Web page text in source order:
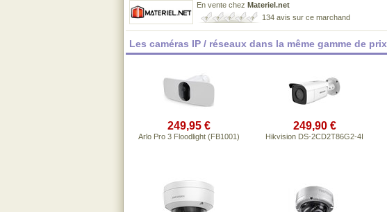
En vente chez Materiel.net
134 avis sur ce marchand
Les caméras IP / réseaux dans la même gamme de prix
249,95 €
Arlo Pro 3 Floodlight (FB1001)
249,90 €
Hikvision DS-2CD2T86G2-4I